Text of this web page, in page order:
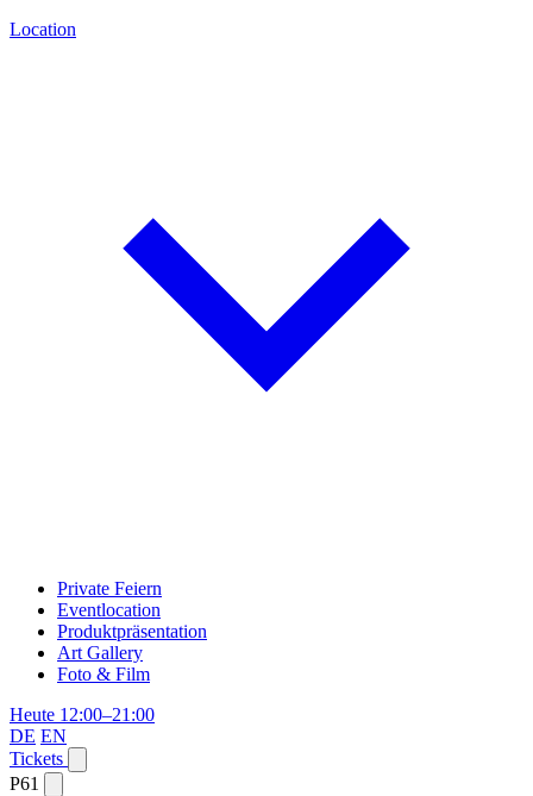
Location
Private Feiern
Eventlocation
Produktpräsentation
Art Gallery
Foto & Film
Heute 12:00–21:00
DE EN
Tickets
P61